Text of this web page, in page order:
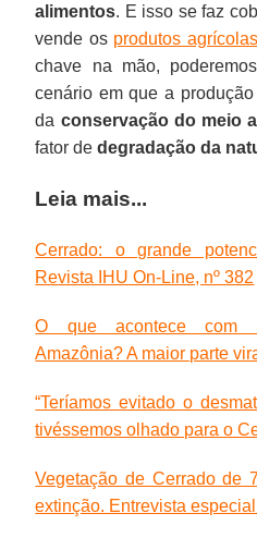
alimentos. E isso se faz
vende os produtos agrícolas
chave na mão,
cenário em que a
da conservação do meio
fator dedegradação da
Leia mais...
Cerrado: o grande
Revista IHU On-Line, nº 382
O que acontece com
Amazônia? A maior parte
“Teríamos evitado o
tivéssemos olhado para o
Vegetação de Cerrado de
extinção. Entrevista